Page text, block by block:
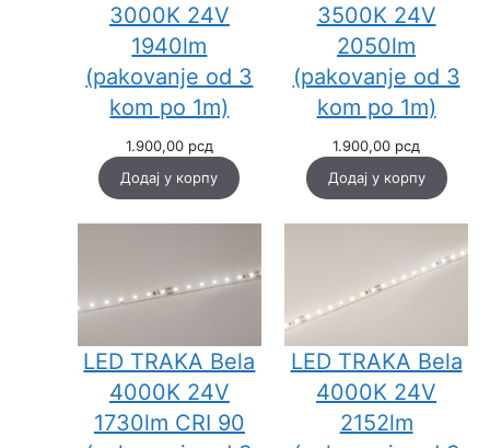
3000K 24V
1940lm
(pakovanje od 3
kom po 1m)
1.900,00 рсд
Додај у корпу
3500K 24V
2050lm
(pakovanje od 3
kom po 1m)
1.900,00 рсд
Додај у корпу
LED TRAKA Bela
4000K 24V
1730lm CRI 90
LED TRAKA Bela
4000K 24V
2152lm